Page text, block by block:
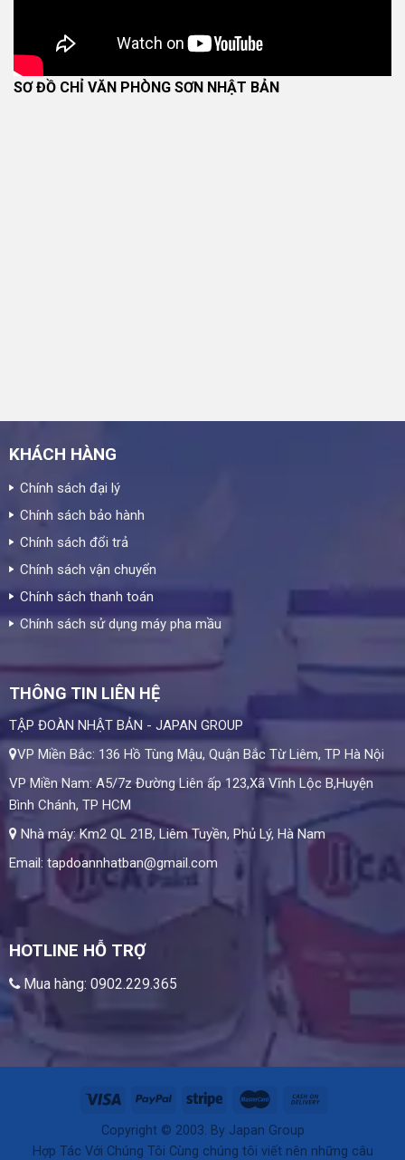
SƠ ĐỒ CHỈ VĂN PHÒNG SƠN NHẬT BẢN
KHÁCH HÀNG
Chính sách đại lý
Chính sách bảo hành
Chính sách đổi trả
Chính sách vận chuyển
Chính sách thanh toán
Chính sách sử dụng máy pha mầu
THÔNG TIN LIÊN HỆ
TẬP ĐOÀN NHẬT BẢN - JAPAN GROUP
VP Miền Bắc: 136 Hồ Tùng Mậu, Quận Bắc Từ Liêm, TP Hà Nội
VP Miền Nam: A5/7z Đường Liên ấp 123,Xã Vĩnh Lộc B,Huyện
Bình Chánh, TP HCM
Nhà máy: Km2 QL 21B, Liêm Tuyền, Phủ Lý, Hà Nam
Email: tapdoannhatban@gmail.com
HOTLINE HỖ TRỢ
Mua hàng: 0902.229.365
Copyright © 2003. By Japan Group
Hợp Tác Với Chúng Tôi Cùng chúng tôi viết nên những câu